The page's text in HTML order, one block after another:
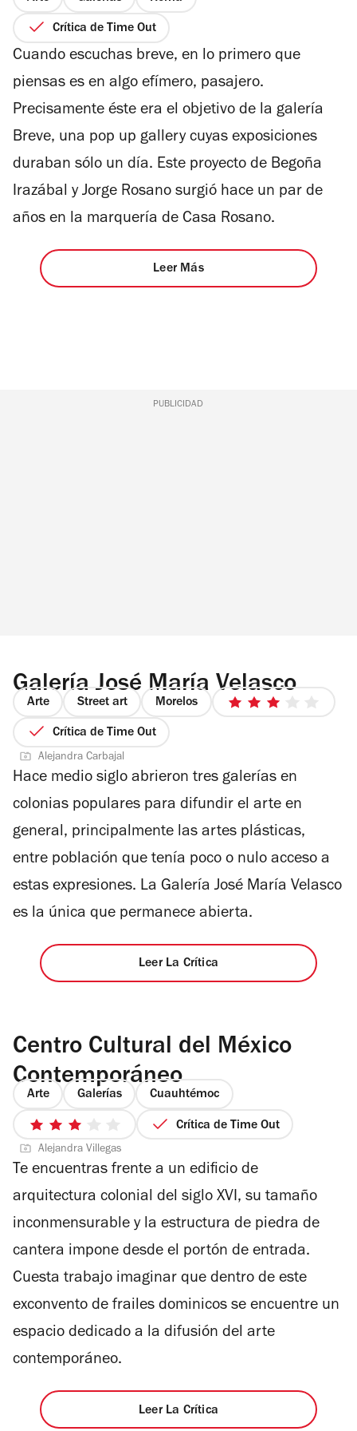
Crítica de Time Out
Cuando escuchas breve, en lo primero que
piensas es en algo efímero, pasajero.
Precisamente éste era el objetivo de la galería
Breve, una pop up gallery cuyas exposiciones
duraban sólo un día. Este proyecto de Begoña
Irazábal y Jorge Rosano surgió hace un par de
años en la marquería de Casa Rosano.
Leer Más
PUBLICIDAD
Galería José María Velasco
Arte Street art Morelos
3
Crítica de Time Out
Alejandra Carbajal
Hace medio siglo abrieron tres galerías en
colonias populares para difundir el arte en
general, principalmente las artes plásticas,
entre población que tenía poco o nulo acceso a
estas expresiones. La Galería José María Velasco
es la única que permanece abierta.
Leer La Crítica
Centro Cultural del México
Contemporáneo
Arte Galerías Cuauhtémoc
3
de
5
estrellas
Crítica de Time Out
Alejandra Villegas
Te encuentras frente a un edificio de
arquitectura colonial del siglo XVI, su tamaño
inconmensurable y la estructura de piedra de
cantera impone desde el portón de entrada.
Cuesta trabajo imaginar que dentro de este
exconvento de frailes dominicos se encuentre un
espacio dedicado a la difusión del arte
contemporáneo.
Leer La Crítica